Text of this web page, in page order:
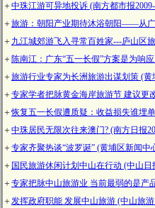
＋ 中珠江游可异地投诉 (南方都市报
＋ 旅游：朝阳产业期待沐浴朝阳――从广
＋ 九江城郊游飞入寻常百姓家---庐山区
＋ 陈南江：广东“五一长假”方案是为响
＋ 旅游行业专家为长洲旅游出谋划策 (黄
＋ 专家学者把脉黄金海岸旅游节 建议更
＋恢复五一长假遭质疑：收益损失谁埋
＋ 中珠居民无限次往来澳门? (南方日报
＋ 专家齐聚热谈“波罗诞” (黄埔区新闻中
＋ 国民旅游休闲计划中山在行动 (中山日
＋ 专家把脉中山旅游业 当前最弱的是产
＋ 发挥政府职能 发展中山旅游 (中山旅游